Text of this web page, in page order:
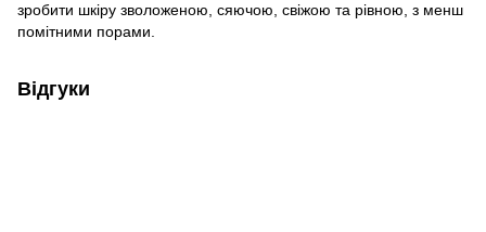
зробити шкіру зволоженою, сяючою, свіжою та рівною, з менш
помітними порами.
Відгуки